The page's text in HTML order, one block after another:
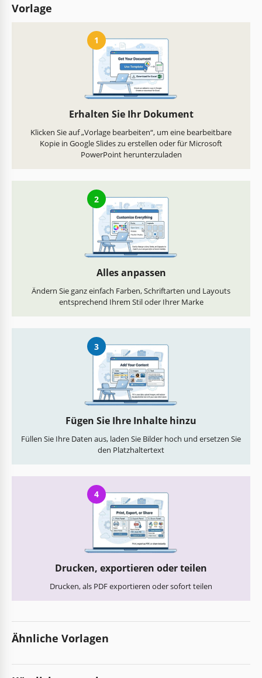
Vorlage
1
Erhalten Sie Ihr Dokument
Klicken Sie auf „Vorlage bearbeiten“, um eine bearbeitbare
Kopie in Google Slides zu erstellen oder für Microsoft
PowerPoint herunterzuladen
2
Alles anpassen
Ändern Sie ganz einfach Farben, Schriftarten und Layouts
entsprechend Ihrem Stil oder Ihrer Marke
3
Fügen Sie Ihre Inhalte hinzu
Füllen Sie Ihre Daten aus, laden Sie Bilder hoch und ersetzen Sie
den Platzhaltertext
4
Drucken, exportieren oder teilen
Drucken, als PDF exportieren oder sofort teilen
Ähnliche Vorlagen